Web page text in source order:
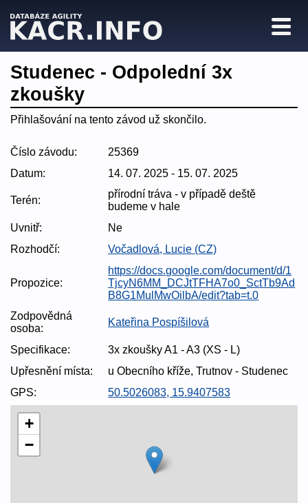
Studenec - Odpolední 3x
zkoušky
Přihlašování na tento závod už skončilo.
Číslo závodu:
25369
Datum:
14. 07. 2025 - 15. 07. 2025
Terén:
přírodní tráva - v případě deště
budeme v hale
Uvnitř:
Ne
Rozhodčí:
Vočadlová, Lucie (CZ)
Propozice:
https://docs.google.com/document/d/1
TjcyN6MM_DCJtTFHA7o0_SctTb9Ad
B8G1MulMwOilbA/edit?tab=t.0
Zodpovědná
osoba:
Kateřina Pospíšilová
Specifikace:
3x zkoušky A1 - A3 (XS - L)
Upřesnění místa:
u Obecního kříže, Trutnov - Studenec
GPS:
50.5026083, 15.9407583
+
−